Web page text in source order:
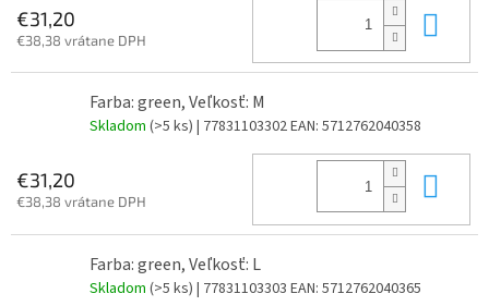
€31,20
€38,38 vrátane DPH
Farba: green, Veľkosť: M
Skladom (>5 ks) | 77831103302EAN: 5712762040358
€31,20
€38,38 vrátane DPH
Farba: green, Veľkosť: L
Skladom (>5 ks) | 77831103303 EAN: 5712762040365